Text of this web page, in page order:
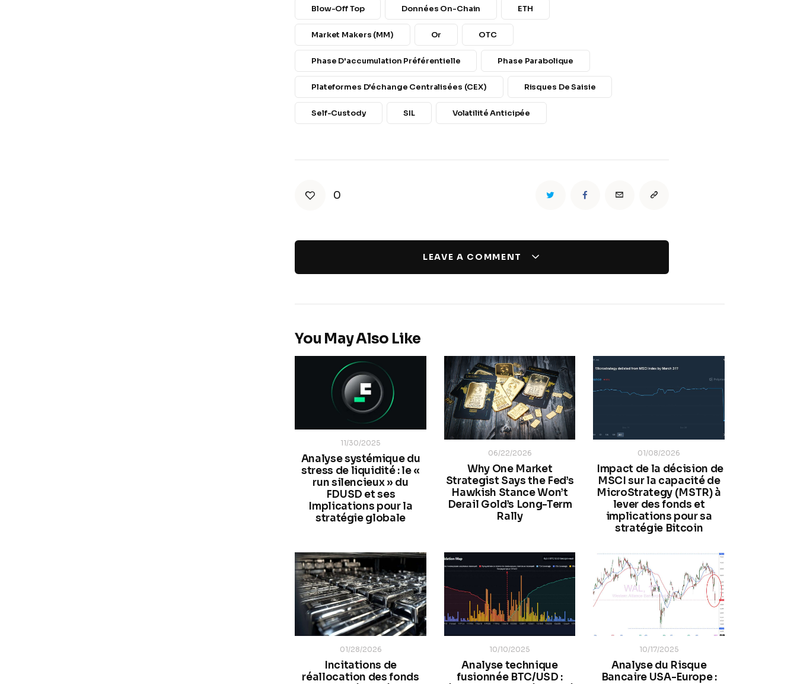
Blow-Off Top Données On-Chain ETH
Market Makers (MM) Or OTC
Phase D'accumulation Préférentielle Phase Parabolique
Plateformes D'échange Centralisées (CEX) Risques De Saisie
Self-Custody SIL Volatilité Anticipée
0
LEAVE A COMMENT
You May Also Like
11/30/2025
Analyse systémique du
stress de liquidité : le «
run silencieux » du
FDUSD et ses
Implications pour la
stratégie globale
06/22/2026
Why One Market
Strategist Says the Fed’s
Hawkish Stance Won’t
Derail Gold’s Long-Term
Rally
01/08/2026
Impact de la décision de
MSCI sur la capacité de
MicroStrategy (MSTR) à
lever des fonds et
implications pour sa
stratégie Bitcoin
01/28/2026
Incitations de
réallocation des fonds
10/10/2025
Analyse technique
fusionnée BTC/USD :
10/17/2025
Analyse du Risque
Bancaire USA-Europe :